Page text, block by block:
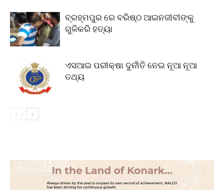
ବ୍ରହ୍ମପୁର ରେ ବରିଷ୍ଠ ଆଇନଜୀବୀଙ୍କୁ
ଗୁଳିକରି ହତ୍ୟା
ଏସଆଇ ପରୀକ୍ଷା ଦୁର୍ନୀତି ନେଇ ନୂଆ ନୂଆ
ତଥ୍ୟ